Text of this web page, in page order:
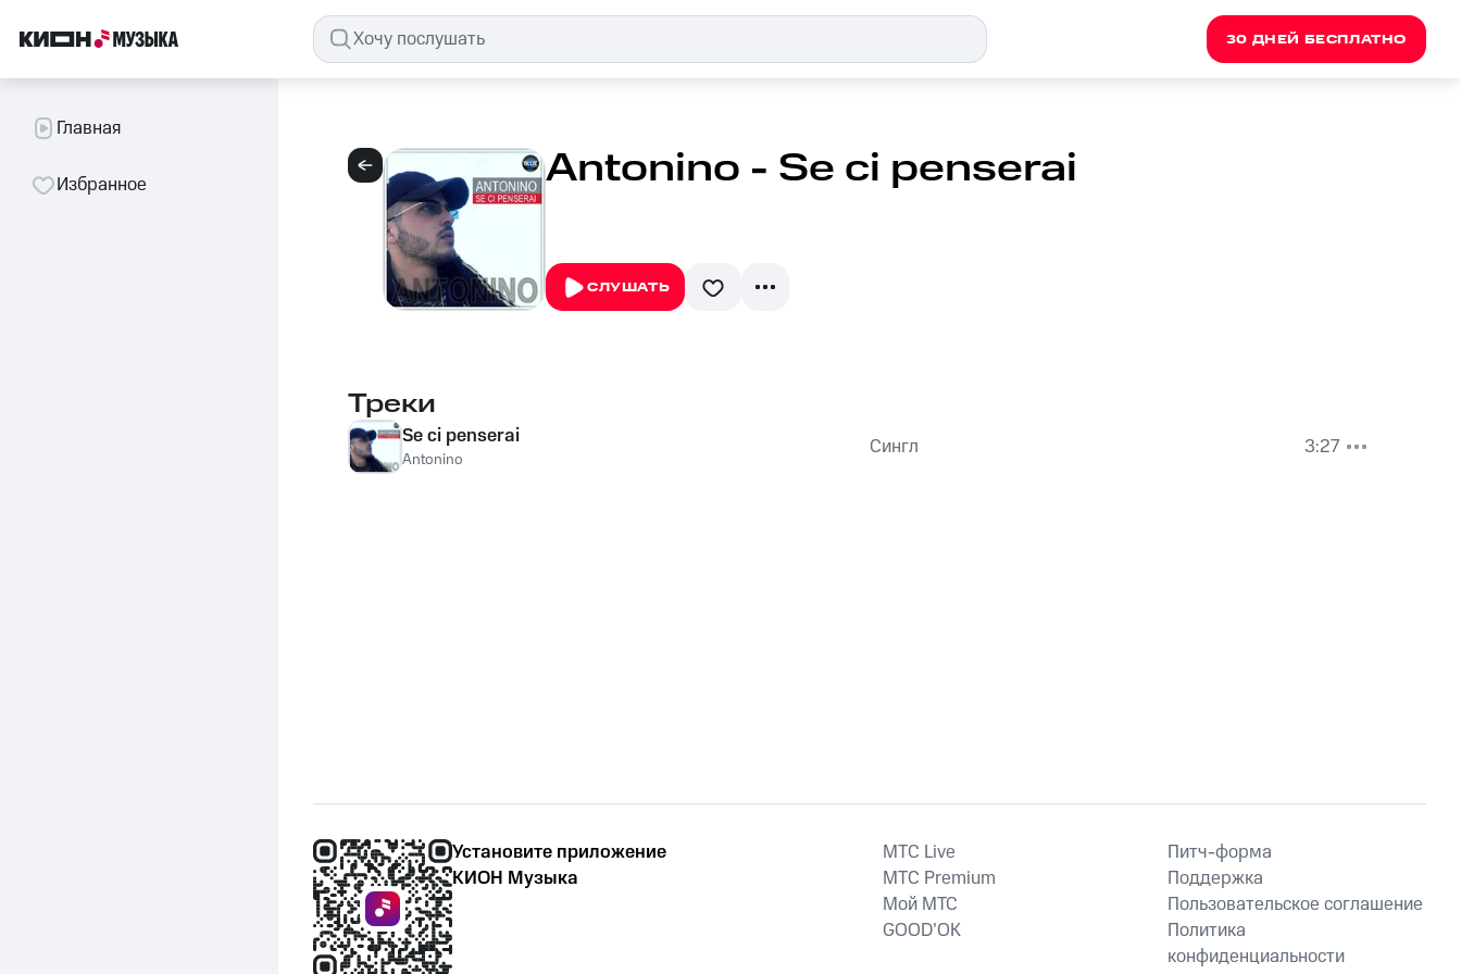
30 ДНЕЙ БЕСПЛАТНО
Главная
Избранное Antonino - Se ci penserai
СЛУШАТЬ
Треки
Se ci penserai
Antonino Сингл 3:27
Установите приложение
КИОН Музыка
MTС Live
MTС Premium
Мой МТС
GOOD’OK
Питч-форма
Поддержка
Пользовательское соглашение
Политика
конфиденциальности